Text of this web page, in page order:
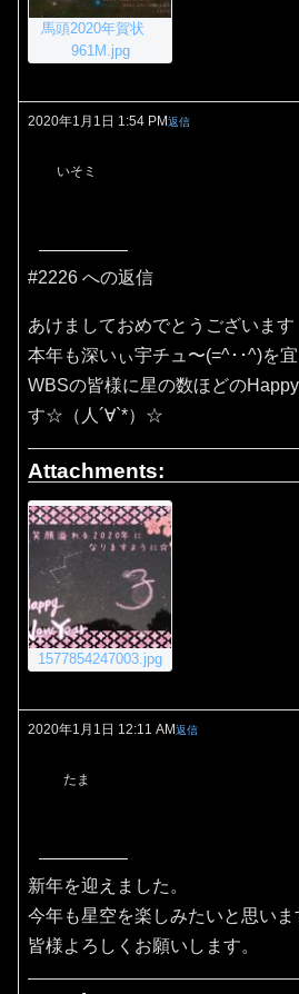
馬頭2020年賀状
961M.jpg
2020年1月1日 1:54 PM返信
いそミ
#2226 への返信
あけましておめでとうございます
本年も深いぃ宇チュ〜(=^･･^)を
WBSの皆様に星の数ほどの
す☆（人´∀`*）☆
Attachments:
1577854247003.jpg
2020年1月1日 12:11 AM返信
たま
新年を迎えました。
今年も星空を楽しみたいと思いま
皆様よろしくお願いします。